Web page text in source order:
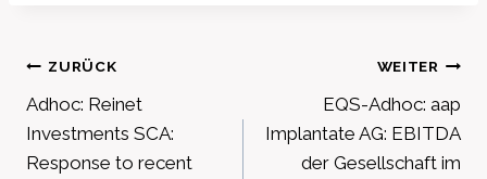
Beitragsnavigation
ZURÜCK
Adhoc: Reinet
Investments SCA:
Response to recent
WEITER
EQS-Adhoc: aap
Implantate AG: EBITDA
der Gesellschaft im